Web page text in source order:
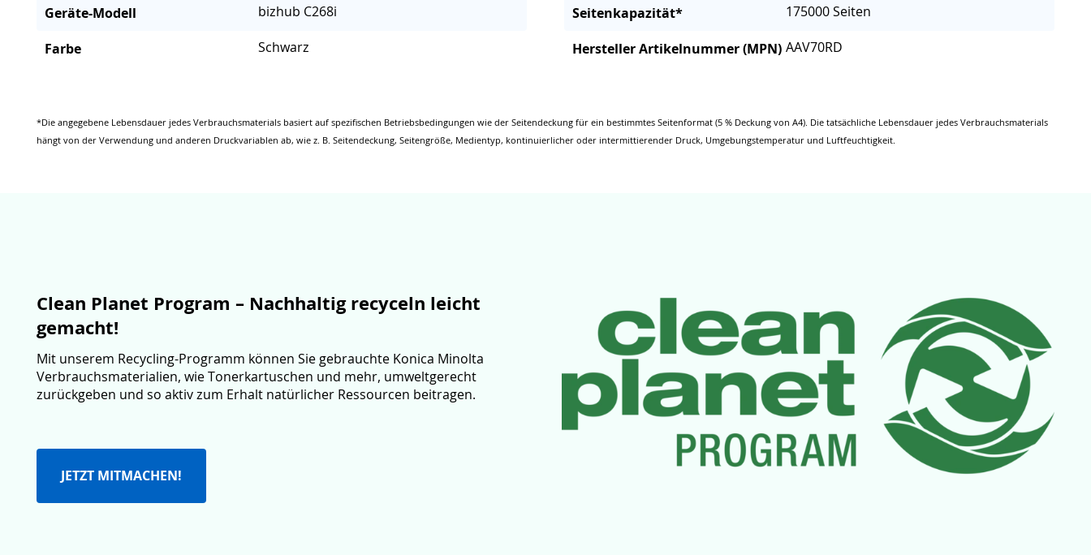
Geräte-Modell bizhub C268i Seitenkapazität* 175000 Seiten
Farbe Schwarz Hersteller Artikelnummer (MPN) AAV70RD
*Die angegebene Lebensdauer jedes Verbrauchsmaterials basiert auf spezifischen Betriebsbedingungen wie der Seitendeckung für ein bestimmtes Seitenformat (5 % Deckung von A4). Die tatsächliche Lebensdauer jedes Verbrauchsmaterials
hängt von der Verwendung und anderen Druckvariablen ab, wie z. B. Seitendeckung, Seitengröße, Medientyp, kontinuierlicher oder intermittierender Druck, Umgebungstemperatur und Luftfeuchtigkeit.
Clean Planet Program – Nachhaltig recyceln leicht
gemacht!
Mit unserem Recycling-Programm können Sie gebrauchte Konica Minolta
Verbrauchsmaterialien, wie Tonerkartuschen und mehr, umweltgerecht
zurückgeben und so aktiv zum Erhalt natürlicher Ressourcen beitragen.
JETZT MITMACHEN!